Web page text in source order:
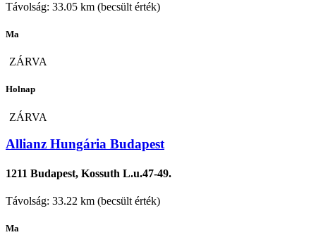
Távolság: 33.05 km (becsült érték)
Ma
ZÁRVA
Holnap
ZÁRVA
Allianz Hungária Budapest
1211 Budapest, Kossuth L.u.47-49.
Távolság: 33.22 km (becsült érték)
Ma